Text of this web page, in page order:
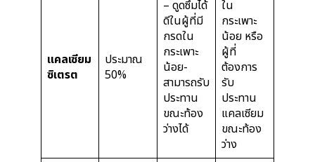
แคลเซียม
ซิเตรต
ประมาณ
50%
– ดูดซึมได้
ดีในผู้ที่มี
กรดใน
กระเพาะ
น้อย-
สามารถรับ
ประทาน
ขณะท้อง
ว่างได้
ใน
กระเพาะ
น้อย หรือ
ผู้ที่
ต้องการ
รับ
ประทาน
แคลเซียม
ขณะท้อง
ว่าง